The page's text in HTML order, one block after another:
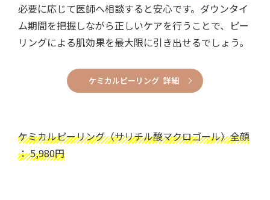
必要に応じて医師へ相談すると安心です。ダウンタイ
ム期間を把握しながら正しいケアを行うことで、ピー
リングによる肌効果を最大限に引き出せるでしょう。
ケミカルピーリング 詳細
ケミカルピーリング（サリチル酸マクロゴール）全顔
： 5,980円